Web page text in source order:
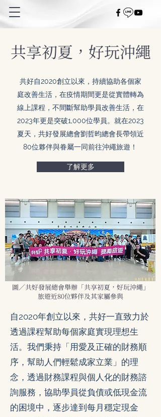
共享初夏，好玩沖繩
共好自2020創立以來，持續協助各個家
庭改善生活，在疫情期間更是從實體轉為
線上課程，不間斷幫助學員改善生活，在
2023年更是突破1,000位學員。就在2023
夏天，共好發展總會劉哲昀總會長帶領近
80位夥伴與眷屬一同前往沖繩旅遊！
了解更多
圖／共好發展總會舉辦「共享初夏，好玩沖繩」
旅遊近80位夥伴及其家屬參與
自2020年創立以來，共好一直致力於
透過課程幫助每個家庭實現理想生
活。我們秉持「用愛及正確的財務順
序，幫助人們輕鬆成家立業」的理
念，透過財務課程與個人化的財務諮
詢服務，協助學員從負債或低現金流
的困境中，逐步達到每月穩定現金